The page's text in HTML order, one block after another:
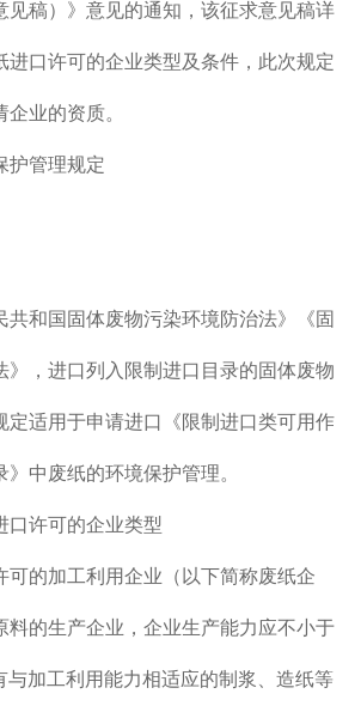
见稿）》意见的通知，该征求意见稿详
进口许可的企业类型及条件，此次规定
业的资质。
管理规定
和国固体废物污染环境防治法》《固
》，进口列入限制进口目录的固体废物
定适用于申请进口《限制进口类可用作
中废纸的环境保护管理。
许可的企业类型
的加工利用企业（以下简称废纸企
料的生产企业，企业生产能力应不小于
加工利用能力相适应的制浆、造纸等